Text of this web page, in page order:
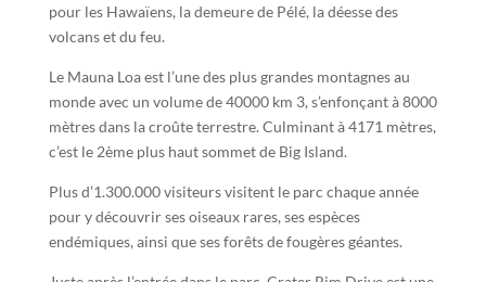
pour les Hawaïens, la demeure de Pélé, la déesse des
volcans et du feu.
Le Mauna Loa est l’une des plus grandes montagnes au
monde avec un volume de 40000 km 3, s’enfonçant à 8000
mètres dans la croûte terrestre. Culminant à 4171 mètres,
c’est le 2ème plus haut sommet de Big Island.
Plus d’1.300.000 visiteurs visitent le parc chaque année
pour y découvrir ses oiseaux rares, ses espèces
endémiques, ainsi que ses forêts de fougères géantes.